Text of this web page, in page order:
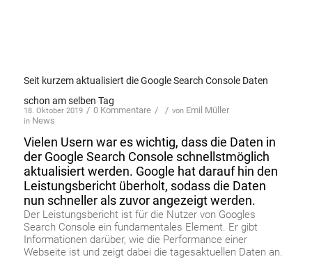
Seit kurzem aktualisiert die Google Search Console Daten
schon am selben Tag
18. Oktober 2019 / 0 Kommentare /
in News
/ von Emil Müller
Vielen Usern war es wichtig, dass die Daten in
der Google Search Console schnellstmöglich
aktualisiert werden. Google hat darauf hin den
Leistungsbericht überholt, sodass die Daten
nun schneller als zuvor angezeigt werden.
Der Leistungsbericht ist für die Nutzer von Googles
Search Console ein fundamentales Element. Er gibt
Informationen darüber, wie die Performance einer
Webseite ist und zeigt dabei die tagesaktuellen Daten an.